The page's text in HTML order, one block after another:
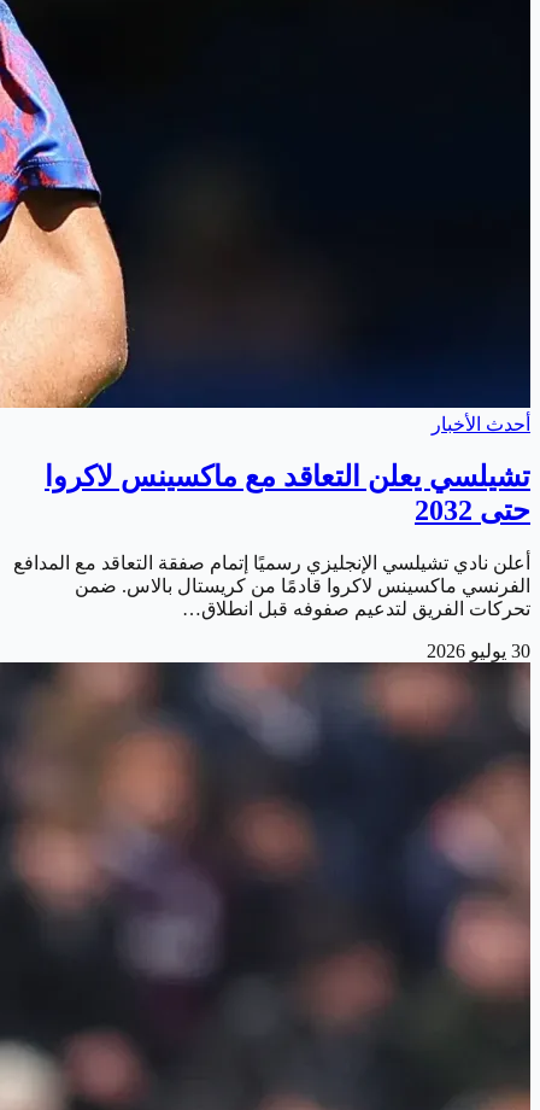
أحدث الأخبار
تشيلسي يعلن التعاقد مع ماكسينس لاكروا
حتى 2032
أعلن نادي تشيلسي الإنجليزي رسميًا إتمام صفقة التعاقد مع المدافع
الفرنسي ماكسينس لاكروا قادمًا من كريستال بالاس. ضمن
تحركات الفريق لتدعيم صفوفه قبل انطلاق…
30 يوليو 2026